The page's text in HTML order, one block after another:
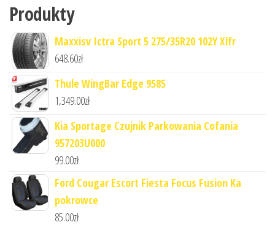
Produkty
Maxxisv Ictra Sport 5 275/35R20 102Y Xlfr
648.60zł
Thule WingBar Edge 9585
1,349.00zł
Kia Sportage Czujnik Parkowania Cofania
957203U000
99.00zł
Ford Cougar Escort Fiesta Focus Fusion Ka
pokrowce
85.00zł